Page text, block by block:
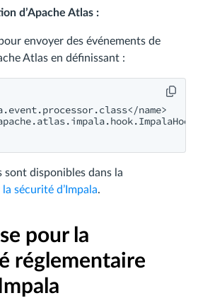
d’Apache Atlas :
envoyer des événements de
Atlas en définissant :
.event.processor.class</name>
.atlas.impala.hook.ImpalaHook
sont disponibles dans la
sécurité d’Impala.
pour la
réglementaire